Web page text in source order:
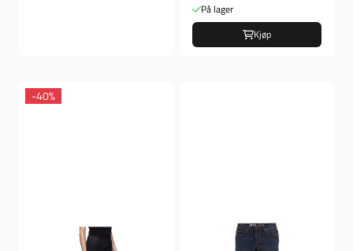
På lager
Kjøp
-40%